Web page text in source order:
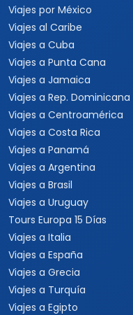
Viajes por México
Viajes al Caribe
Viajes a Cuba
Viajes a Punta Cana
Viajes a Jamaica
Viajes a Rep. Dominicana
Viajes a Centroamérica
Viajes a Costa Rica
Viajes a Panamá
Viajes a Argentina
Viajes a Brasil
Viajes a Uruguay
Tours Europa 15 Días
Viajes a Italia
Viajes a España
Viajes a Grecia
Viajes a Turquía
Viajes a Egipto